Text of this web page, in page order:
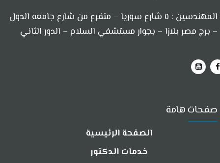
المهندسين : ٥ شارع سوريا – متفرع من شارع جامعه الدول
– برج مصر بلازا – بجوار مستشفي السلام – الدور الثاني
صفحات هامة
الصفحة الرئيسية
خدمات الدكتور